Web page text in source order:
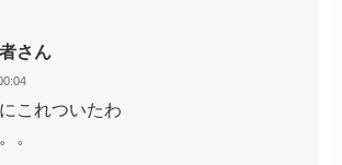
さん
これついたわ
。